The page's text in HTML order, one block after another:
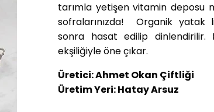
tarımla yetişen vitamin deposu
sofralarınızda! Organik yatak
sonra hasat edilip dinlendirilir.
ekşiliğiyle öne çıkar.
Üretici: Ahmet Okan Çiftliği
Üretim Yeri: Hatay Arsuz